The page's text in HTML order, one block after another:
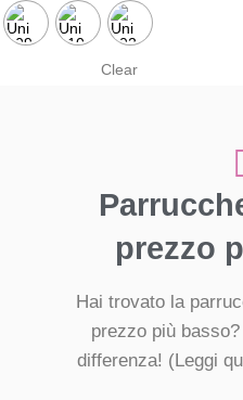
Clear
prezzo
Hai trovato la
prezzo più
differenza! (Leggi